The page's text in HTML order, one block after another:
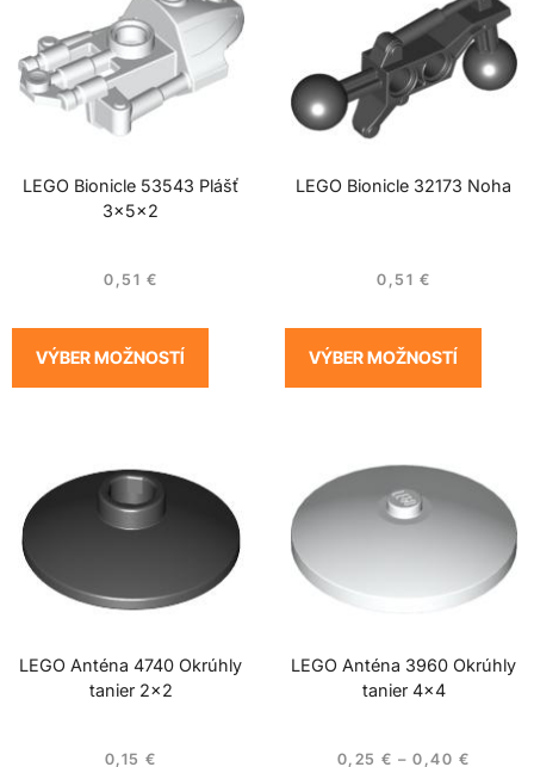
LEGO Bionicle 53543 Plášť
3x5x2
0,51 €
VÝBER MOŽNOSTÍ
LEGO Bionicle 32173 Noha
0,51 €
VÝBER MOŽNOSTÍ
LEGO Anténa 4740 Okrúhly
tanier 2×2
0,15 €
LEGO Anténa 3960 Okrúhly
tanier 4×4
0,25€ – 0,40 €